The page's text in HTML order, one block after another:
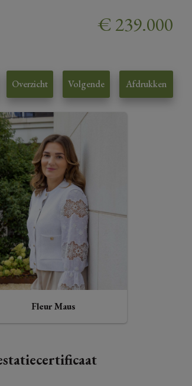
€ 239.000
Overzicht Volgende Afdrukken
Fleur Maus